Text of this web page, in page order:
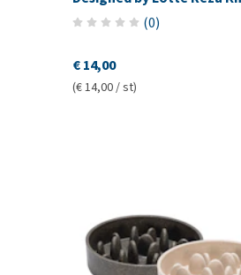
(0)
€ 14,00
(€ 14,00 / st)